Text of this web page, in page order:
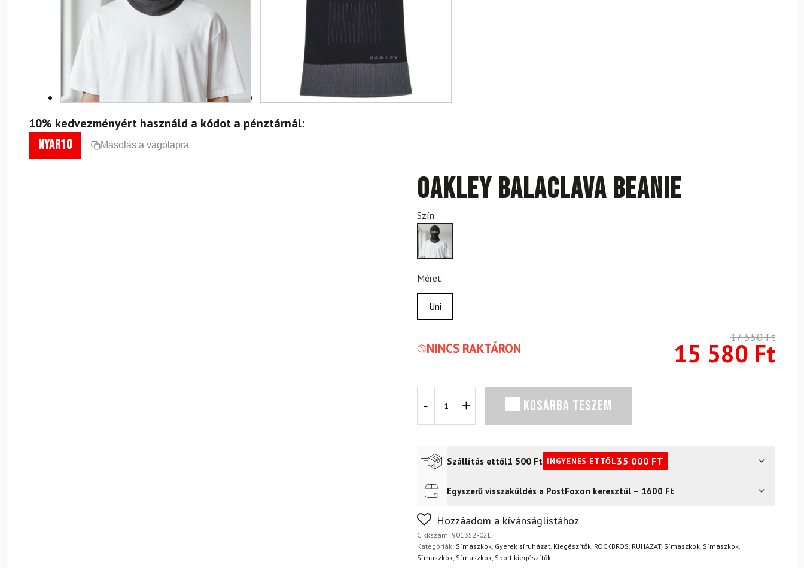
10% kedvezményért használd a kódot a pénztárnál:
nyar10 Másolás a vágólapra
OAKLEY Balaclava Beanie
Szín
Méret
Uni
NINCS RAKTÁRON
17 550Ft
15 580 Ft
Balaclava
KOSÁRBA TESZEM
Szállítás ettől1 500 Ft INGYENES ETTŐL35 000 FT
Futár a címre2 400Ft
FoxPost 1 500
Egyszerű visszaküldés a PostFoxon keresztül – 1600 Ft
Nem biztos a választásában? Semmi gond – a terméket egyszerűen visszaküldheti 14
napon belül, indoklás nélkül.
Hozzáadom a kívánságlistához
Cikkszám: 901352-02E
Kategóriák: Símaszkok, Gyerek síruházat, Kiegészítők, ROCKBROS, RUHÁZAT, Símaszkok, Símaszkok,
Símaszkok, Símaszkok, Sport kiegészítők